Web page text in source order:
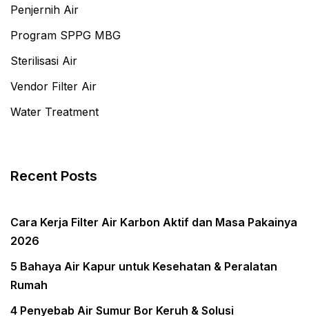
Penjernih Air
Program SPPG MBG
Sterilisasi Air
Vendor Filter Air
Water Treatment
Recent Posts
Cara Kerja Filter Air Karbon Aktif dan Masa Pakainya
2026
5 Bahaya Air Kapur untuk Kesehatan & Peralatan
Rumah
4 Penyebab Air Sumur Bor Keruh & Solusi